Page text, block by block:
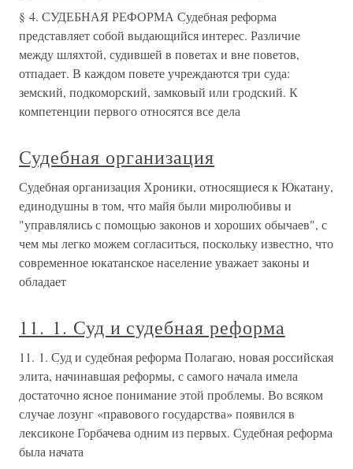
§ 4. СУДЕБНАЯ РЕФОРМА Судебная реформа
представляет собой выдающийся интерес. Различие
между шляхтой, судившей в поветах и вне поветов,
отпадает. В каждом повете учреждаются три суда:
земский, подкоморский, замковый или гродский. К
компетенции первого относятся все дела
Судебная организация
Судебная организация Хроники, относящиеся к Юкатану,
единодушны в том, что майя были миролюбивы и
"управлялись с помощью законов и хороших обычаев", с
чем мы легко можем согласиться, поскольку известно, что
современное юкатанское население уважает законы и
обладает
11. 1. Суд и судебная реформа
11. 1. Суд и судебная реформа Полагаю, новая российская
элита, начинавшая реформы, с самого начала имела
достаточно ясное понимание этой проблемы. Во всяком
случае лозунг «правового государства» появился в
лексиконе Горбачева одним из первых. Судебная реформа
была начата